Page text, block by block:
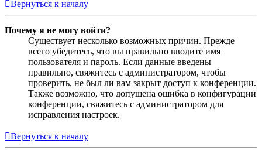
Вернуться к началу
Почему я не могу войти?
Существует несколько возможных причин. Прежде
всего убедитесь, что вы правильно вводите имя
пользователя и пароль. Если данные введены
правильно, свяжитесь с администратором, чтобы
проверить, не был ли вам закрыт доступ к конференции.
Также возможно, что допущена ошибка в конфигурации
конференции, свяжитесь с администратором для
исправления настроек.
Вернуться к началу